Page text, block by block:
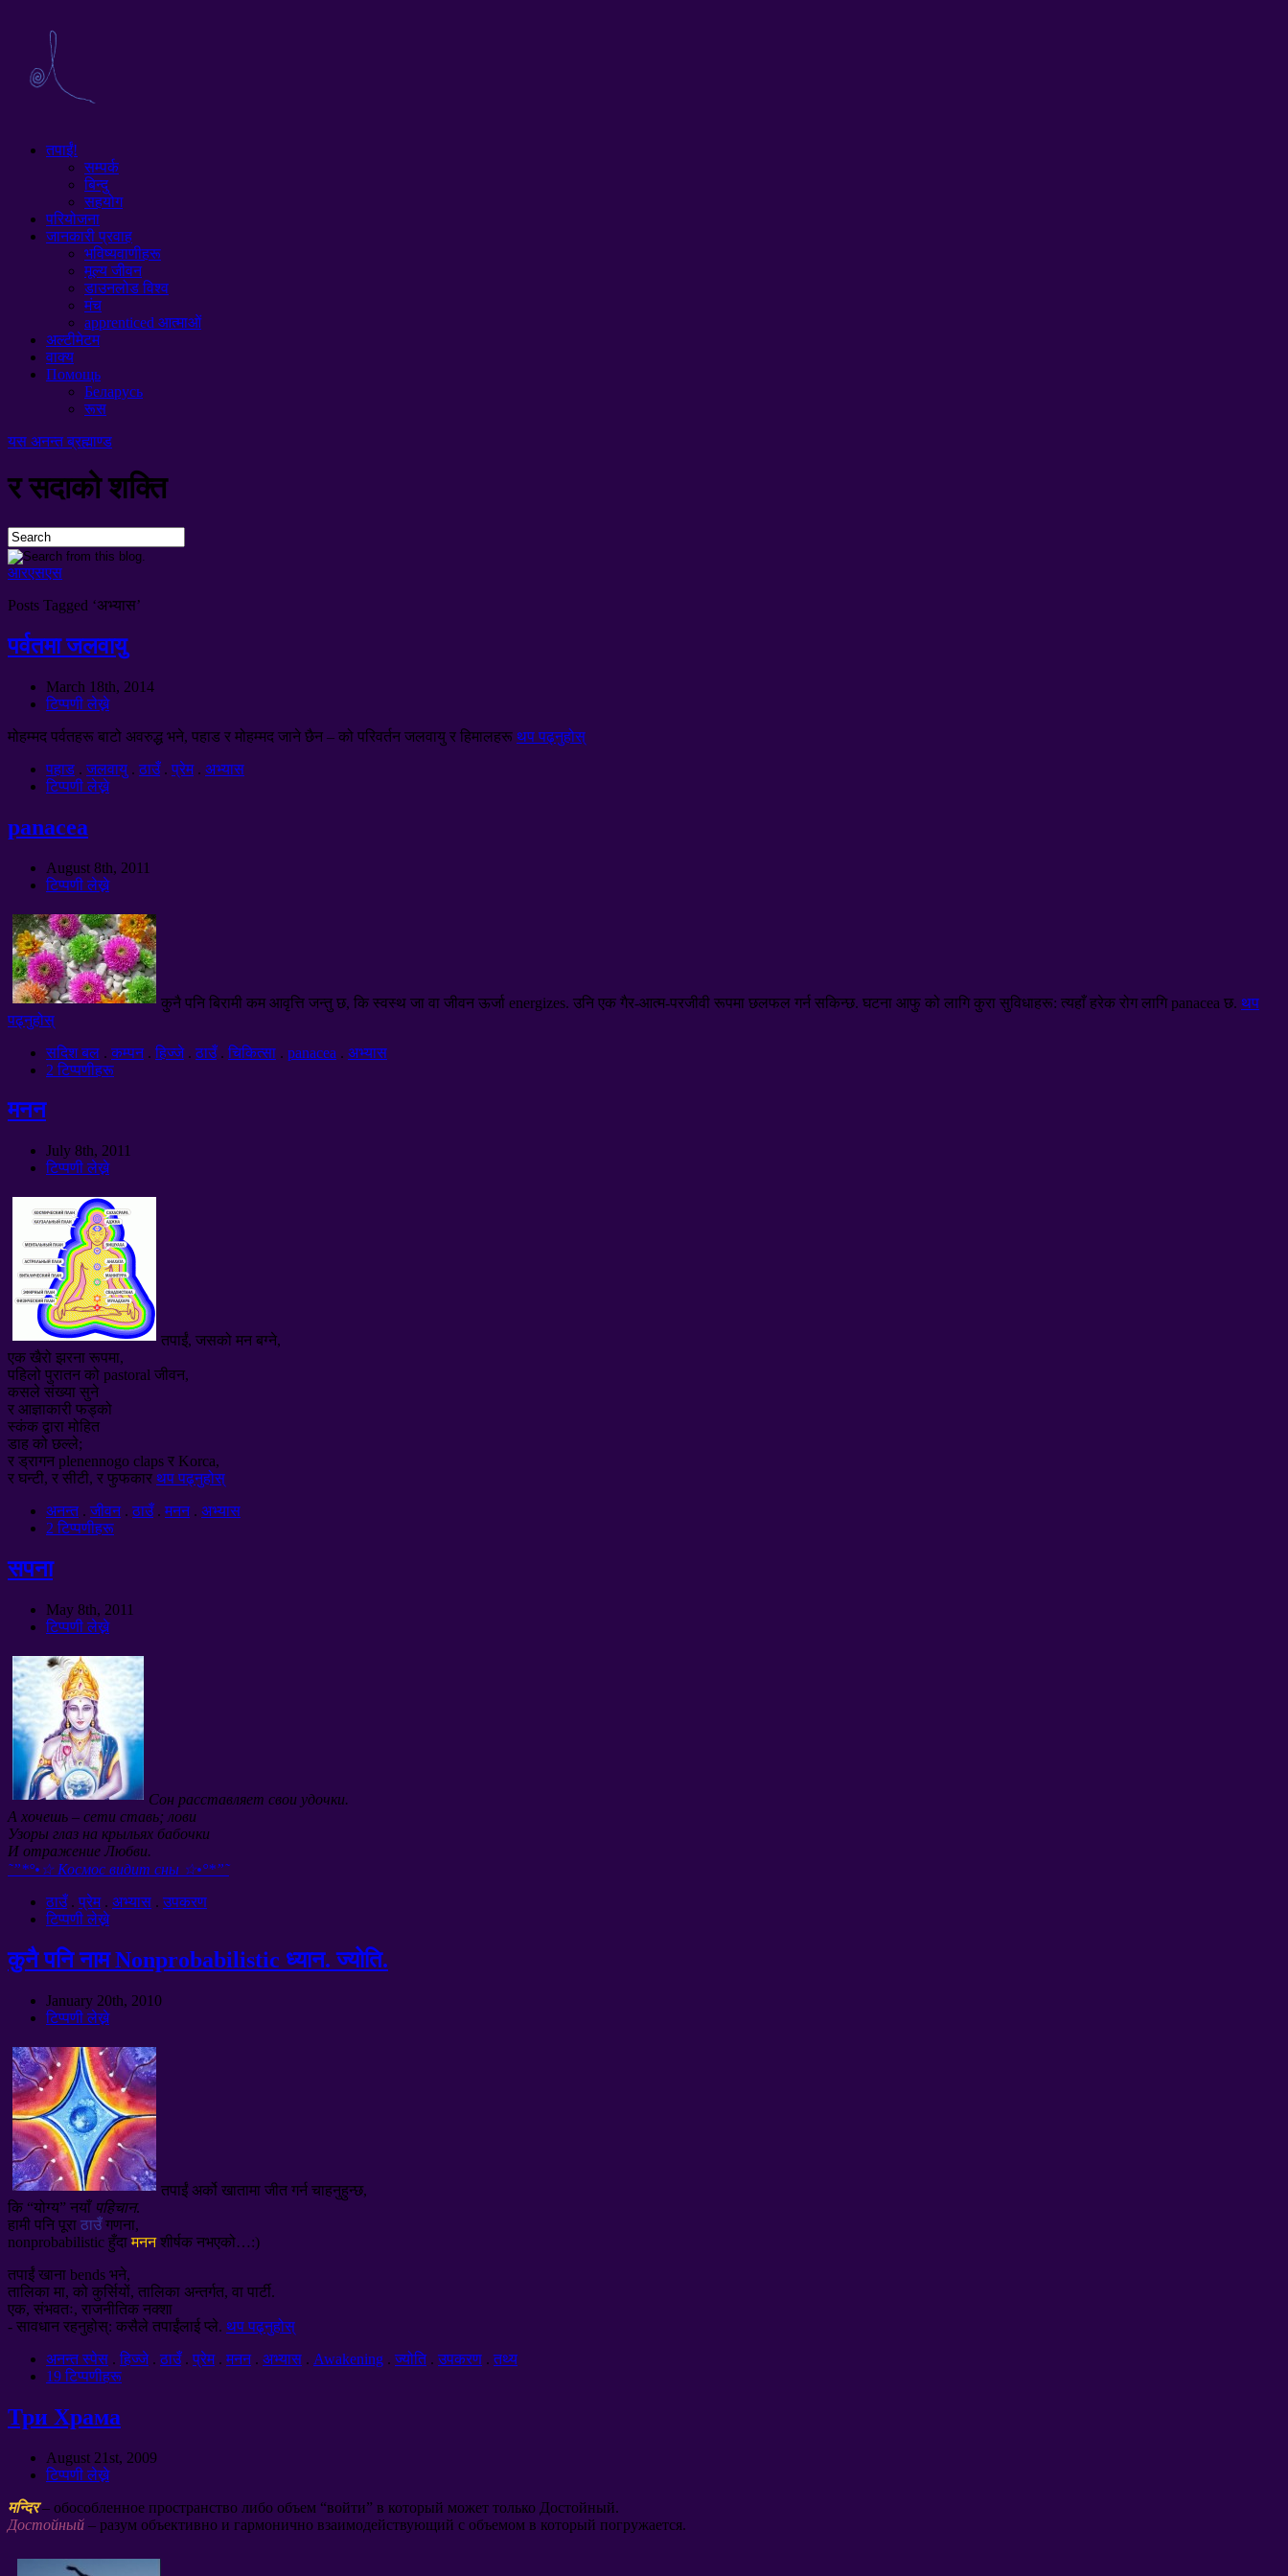
तपाईं!
सम्पर्क
बिन्दु
सहयोग
परियोजना
जानकारी प्रवाह
भविष्यवाणीहरू
मूल्य जीवन
डाउनलोड विश्व
मंच
apprenticed आत्माओं
अल्टीमेटम
वाक्य
Помощь
Беларусь
रूस
यस अनन्त ब्रह्माण्ड
र सदाको शक्ति
आरएसएस
Posts Tagged ‘अभ्यास’
पर्वतमा जलवायु
March 18th, 2014
टिप्पणी लेख्ने
मोहम्मद पर्वतहरू बाटो अवरुद्ध भने, पहाड र मोहम्मद जाने छैन – को परिवर्तन जलवायु र हिमालहरू थप पढ्नुहोस्
पहाड . जलवायु . ठाउँ. प्रेम. अभ्यास
टिप्पणी लेख्ने
panacea
August 8th, 2011
टिप्पणी लेख्ने
कुनै पनि बिरामी कम आवृत्ति जन्तु छ, कि स्वस्थ जा वा जीवन ऊर्जा energizes. उनि एक गैर-आत्म-परजीवी रूपमा छलफल गर्न सकिन्छ. घटना आफु को लागि कुरा सुविधाहरू: त्यहाँ हरेक रोग लागि panacea छ. थप
पढ्नुहोस्
सदिश बल . कम्पन. हिज्जे. ठाउँ. चिकित्सा . panacea . अभ्यास
2 टिप्पणीहरू
मनन
July 8th, 2011
टिप्पणी लेख्ने
तपाईं, जसको मन बग्ने,
एक खैरो झरना रूपमा,
पहिलो पुरातन को pastoral जीवन,
कसले संख्या सुने
र आज्ञाकारी फड्को
स्कंक द्वारा मोहित
डाह को छल्ले;
र ड्रागन plenennogo claps र Korca,
र घन्टी, र सीटी, र फुफकार थप पढ्नुहोस्
अनन्त. जीवन. ठाउँ. मनन. अभ्यास
2 टिप्पणीहरू
सपना
May 8th, 2011
टिप्पणी लेख्ने
Сон расставляет свои удочки.
А хочешь – сети ставь; лови
Узоры глаз на крыльях бабочки
И отражение Любви.
˜”*°•☆ Космос видит сны ☆•°*”˜
ठाउँ. प्रेम. अभ्यास . उपकरण
टिप्पणी लेख्ने
कुनै पनि नाम Nonprobabilistic ध्यान. ज्योति.
January 20th, 2010
टिप्पणी लेख्ने
तपाईं अर्को खातामा जीत गर्न चाहनुहुन्छ,
कि “योग्य” नयाँ पहिचान.
हामी पनि पूरा ठाउँगणना,
nonprobabilistic हुँदामननशीर्षक नभएको…:)
तपाईं खाना bends भने,
तालिका मा, को कुर्सियों, तालिका अन्तर्गत, वा पार्टी.
एक, संभवतः, राजनीतिक नक्शा
- सावधान रहनुहोस्: कसैले तपाईंलाई प्ले. थप पढ्नुहोस्
अनन्त स्पेस . हिज्जे. ठाउँ. प्रेम. मनन. अभ्यास . Awakening . ज्योति. उपकरण . तथ्य
19 टिप्पणीहरू
Три Храма
August 21st, 2009
टिप्पणी लेख्ने
मन्दिर– обособленное пространство либо объем “войти” в который может только Достойный.
Достойный – разум объективно и гармонично взаимодействующий с объемом в который погружается.